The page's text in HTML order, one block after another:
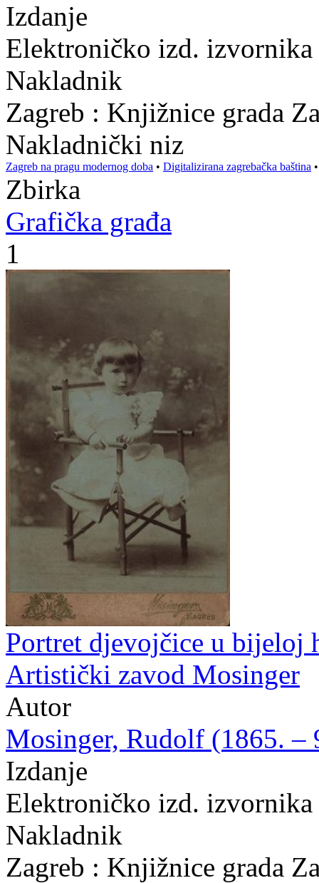
Izdanje
Elektroničko izd. izvornika
Nakladnik
Zagreb : Knjižnice grada
Nakladnički niz
Zagreb na pragu modernog doba • Digitalizirana zagrebačka baština
Zbirka
Grafička građa
1
Portret djevojčice u
Artistički zavod Mosinger
Autor
Mosinger, Rudolf (1865. –
Izdanje
Elektroničko izd. izvornika
Nakladnik
Zagreb : Knjižnice grada